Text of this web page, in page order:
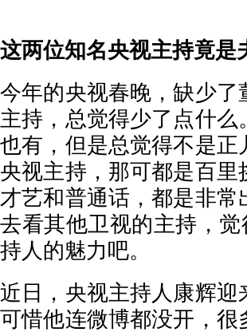
这两位知名央视主持竟
今年的央视春晚，缺少
主持，总觉得少了点什
也有，但是总觉得不是
央视主持，那可都是百
才艺和普通话，都是非
去看其他卫视的主持，觉
持人的魅力吧。
近日，央视主持人康辉
可惜他连微博都没开，